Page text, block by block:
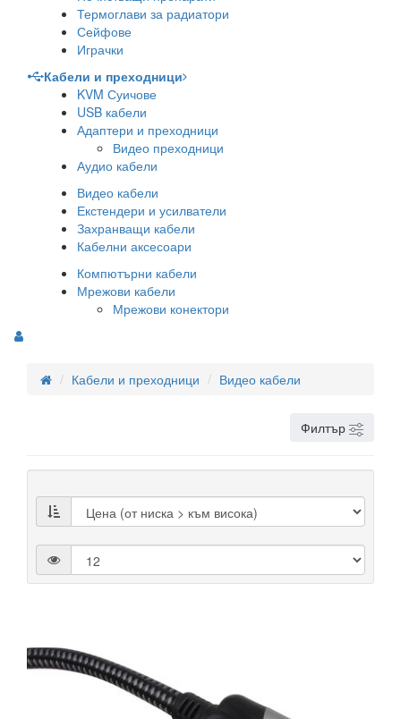
Термоглави за радиатори
Сейфове
Играчки
Кабели и преходници
KVM Суичове
USB кабели
Адаптери и преходници
Видео преходници
Аудио кабели
Видео кабели
Екстендери и усилватели
Захранващи кабели
Кабелни аксесоари
Компютърни кабели
Мрежови кабели
Мрежови конектори
Кабели и преходници Видео кабели
Филтър